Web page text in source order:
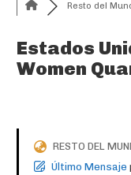
Resto del
Estados
Women
RESTO DEL
Último Mensaje